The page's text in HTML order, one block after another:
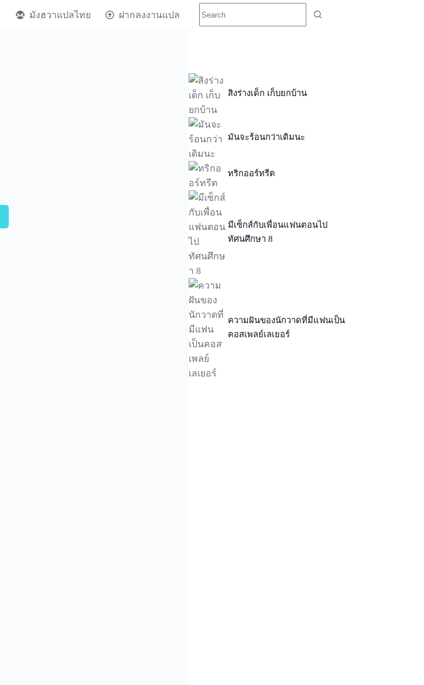
มังฮวาแปลไทย ฝากลงงานแปล
สิงร่างเด็ก เก็บยกบ้าน
มันจะร้อนกว่าเดิมนะ
ทริกออร์ทรีต
มีเซ็กส์กับเพื่อนแฟนตอนไป
ทัศนศึกษา 8
ความฝันของนักวาดที่มีแฟนเป็น
คอสเพลย์เลเยอร์